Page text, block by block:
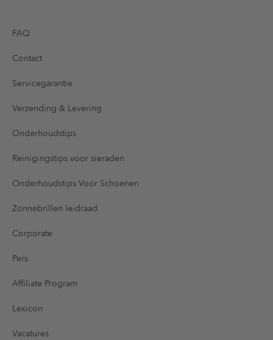
FAQ
Contact
Servicegarantie
Verzending & Levering
Onderhoudstips
Reinigingstips voor sieraden
Onderhoudstips Voor Schoenen
Zonnebrillen leidraad
Corporate
Pers
Affiliate Program
Lexicon
Vacatures